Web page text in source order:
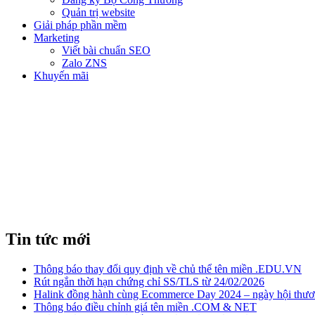
Quản trị website
Giải pháp phần mềm
Marketing
Viết bài chuẩn SEO
Zalo ZNS
Khuyến mãi
Tin tức mới
Thông báo thay đổi quy định về chủ thể tên miền .EDU.VN
Rút ngắn thời hạn chứng chỉ SS/TLS từ 24/02/2026
Halink đồng hành cùng Ecommerce Day 2024 – ngày hội
Thông báo điều chỉnh giá tên miền .COM & NET